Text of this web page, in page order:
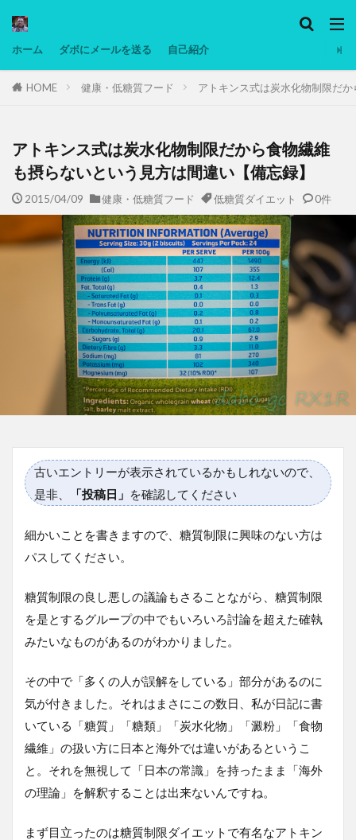
ホーム ダボにメールを送る 自己紹介
HOME 健康・低糖質フード アトキンス式は炭水化物制限だ
アトキンス式は炭水化物制限だから食物繊維
も摂らないという見方は間違い【備忘録】
2015/04/09 健康・低糖質フード 低糖質ダイエット 0件
古いエントリーが表示されているかもしれないので、
是非、
「投稿日」 を確認してください
細かいことを書きますので、糖質制限に興味のない方は
パスしてください。
糖質制限の良し悪しの議論もさることながら、糖質制限
を是とするグループの中でもいろいろ討論を超えた確執
みたいなものがあるのがわかりました。
その中で「多くの人が誤解をしている」部分があるのに
気が付きました。それはまさにこの数日、私が日記に書
いている「糖質」「糖類」「炭水化物」「澱粉」「食物
繊維」の扱い方に日本と海外では違いがあるというこ
と。それを無視して「日本の常識」を持ったまま「海外
の理論」を解釈することは出来ないんですね。
まず目立ったのは糖質制限ダイエットで有名なアトキン
タグ
マレーシア動画
ヨーグルト
低温調理・スロークッカー
低糖質ダイエット
備忘録
動画 日本人村社会 脱水シート
検索